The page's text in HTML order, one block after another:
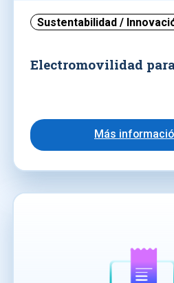
Sustentabilidad /
Electromovilidad
Más